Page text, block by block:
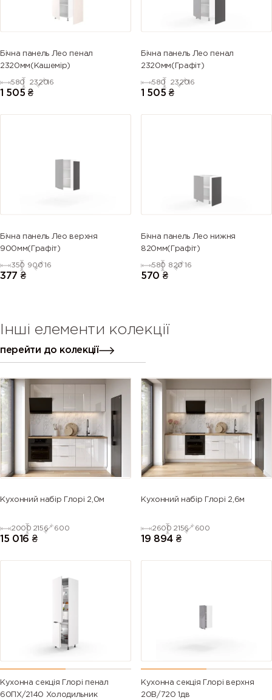
Бічна панель Лео пенал
2320мм(Кашемір)
580 232016
1 505 ₴
Бічна панель Лео пенал
2320мм(Графіт)
580 232016
1 505 ₴
Бічна панель Лео верхня
900мм(Графіт)
350 900 16
377 ₴
Бічна панель Лео нижня
820мм(Графіт)
580 820 16
570 ₴
Інші елементи колекції
перейти до колекції
Кухонний набір Глорі 2,0м
2000 2156 600
15 016 ₴
Кухонний набір Глорі 2,6м
2600 2156 600
19 894 ₴
Кухонна секція Глорі пенал
60ПХ/2140 Холодильник
Кухонна секція Глорі верхня
20В/720 1дв